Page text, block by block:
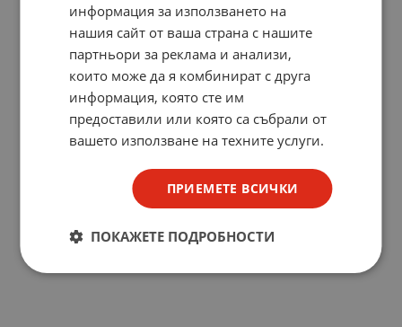
информация за използването на
нашия сайт от ваша страна с нашите
партньори за реклама и анализи,
които може да я комбинират с друга
информация, която сте им
предоставили или която са събрали от
вашето използване на техните услуги.
ПРИЕМЕТЕ ВСИЧКИ
ПОКАЖЕТЕ ПОДРОБНОСТИ